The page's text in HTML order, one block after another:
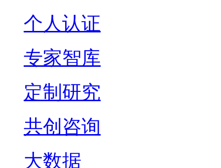
个人认证
专家智库
定制研究
共创咨询
大数据